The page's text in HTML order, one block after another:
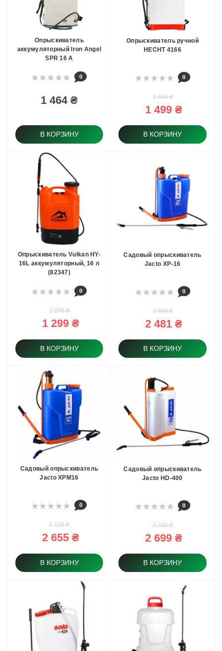
Опрыскиватель
аккумуляторный Iron Angel
SPR 16 А
0
1 464 ₴
В КОРЗИНУ
Опрыскиватель ручной
HECHT 4166
0
1 649 ₴
1 499 ₴
В КОРЗИНУ
Опрыскиватель Vulkan HY-
16L аккумуляторный, 16 л
(82347)
0
2 276 ₴
1 299 ₴
В КОРЗИНУ
Садовый опрыскиватель
Jacto XP-16
0
2 558 ₴
2 481 ₴
В КОРЗИНУ
Садовый опрыскиватель
Jacto XPM16
0
2 738 ₴
2 655 ₴
В КОРЗИНУ
Садовый опрыскиватель
Jacto HD-400
0
2 782 ₴
2 699 ₴
В КОРЗИНУ